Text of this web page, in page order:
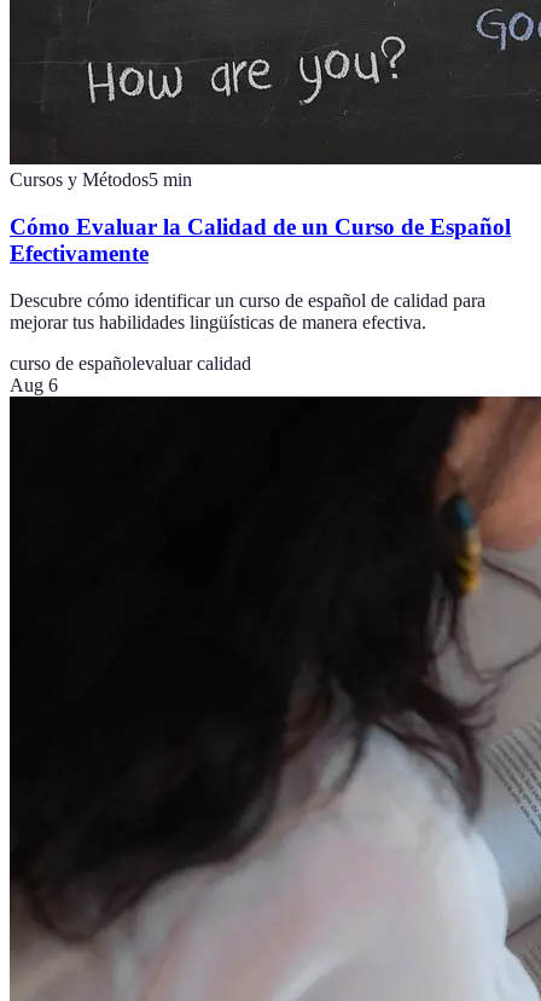
Cursos y Métodos5 min
Cómo Evaluar la Calidad de un Curso de Español
Efectivamente
Descubre cómo identificar un curso de español de calidad para
mejorar tus habilidades lingüísticas de manera efectiva.
curso de españolevaluar calidad
Aug 6